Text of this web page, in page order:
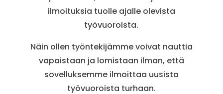
ilmoituksia tuolle ajalle olevista
työvuoroista.
Näin ollen työntekijämme voivat nauttia
vapaistaan ja lomistaan ilman, että
sovelluksemme ilmoittaa uusista
työvuoroista turhaan.